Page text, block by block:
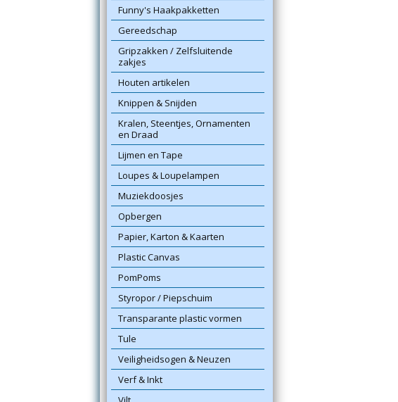
Funny's Haakpakketten
Gereedschap
Gripzakken / Zelfsluitende
zakjes
Houten artikelen
Knippen & Snijden
Kralen, Steentjes, Ornamenten
en Draad
Lijmen en Tape
Loupes & Loupelampen
Muziekdoosjes
Opbergen
Papier, Karton & Kaarten
Plastic Canvas
PomPoms
Styropor / Piepschuim
Transparante plastic vormen
Tule
Veiligheidsogen & Neuzen
Verf & Inkt